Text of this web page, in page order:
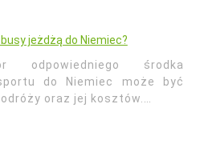
jeżdżą do Niemiec?
odpowiedniego środka
do Niemiec może być
oraz jej kosztów.…